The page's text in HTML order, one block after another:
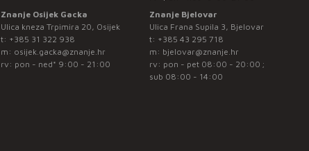
Znanje Osijek Gacka
Ulica kneza Trpimira 20, Osijek
t: +385 31 322 938
m: osijek.gacka@znanje.hr
rv: pon - ned* 9:00 - 21:00
Znanje Bjelovar
Ulica Frana Supila 3, Bjelovar
t: +385 43 295 718
m: bjelovar@znanje.hr
rv: pon - pet 08:00 - 20:00 ;
sub 08:00 - 14:00